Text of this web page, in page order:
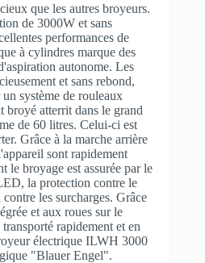
que les autres broyeurs.
de 3000W et sans
performances de
à cylindres marque des
autonome. Les
et sans rebond,
un système de rouleaux
broyé atterrit dans le grand
de 60 litres. Celui-ci est
Grâce à la marche arrière
sont rapidement
le broyage est assurée par le
la protection contre le
les surcharges. Grâce
et aux roues sur le
rapidement et en
électrique ILWH 3000
"Blauer Engel".